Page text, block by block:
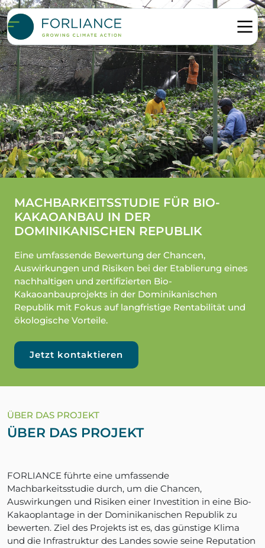
MACHBARKEITSSTUDIE FÜR BIO-
KAKAOANBAU IN DER
DOMINIKANISCHEN REPUBLIK
Eine umfassende Bewertung der Chancen,
Auswirkungen und Risiken bei der Etablierung eines
nachhaltigen und zertifizierten Bio-
Kakaoanbauprojekts in der Dominikanischen
Republik mit Fokus auf langfristige Rentabilität und
ökologische Vorteile.
Jetzt kontaktieren
ÜBER DAS PROJEKT
ÜBER DAS PROJEKT
FORLIANCE führte eine umfassende
Machbarkeitsstudie durch, um die Chancen,
Auswirkungen und Risiken einer Investition in eine Bio-
Kakaoplantage in der Dominikanischen Republik zu
bewerten. Ziel des Projekts ist es, das günstige Klima
und die Infrastruktur des Landes sowie seine Reputation